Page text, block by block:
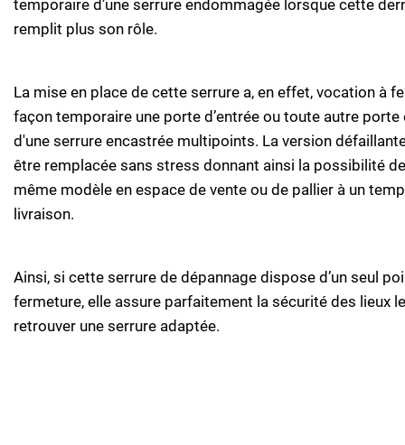
temporaire d’une serrure endommagée lorsque cette
remplit plus son rôle.
La mise en place de cette serrure a, en effet, vocation à
façon temporaire une porte d’entrée ou toute autre porte
d'une serrure encastrée multipoints. La version
être remplacée sans stress donnant ainsi la possibilité
même modèle en espace de vente ou de pallier à un
livraison.
Ainsi, si cette serrure de dépannage dispose d’un seul
fermeture, elle assure parfaitement la sécurité des lieux
retrouver une serrure adaptée.